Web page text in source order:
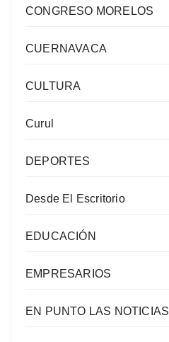
CONGRESO MORELOS
CUERNAVACA
CULTURA
Curul
DEPORTES
Desde El Escritorio
EDUCACIÓN
EMPRESARIOS
EN PUNTO LAS NOTICIAS